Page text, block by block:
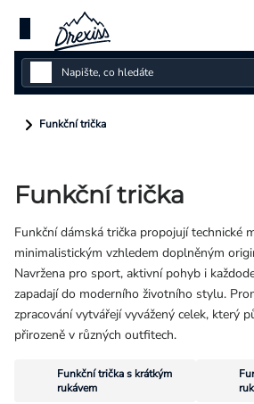
obsah
Dámské
Pánské
Kolekce
Dárkové poukazy
Vlastní design
Funkční trička
Funkční trička
Funkční dámská trička propojují technické
minimalistickým vzhledem doplněným
Navržena pro sport, aktivní pohyb i
zapadají do moderního životního stylu.
zpracování vytvářejí vyvážený celek, který
přirozeně v různých outfitech.
Funkční trička s krátkým
rukávem